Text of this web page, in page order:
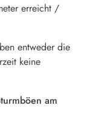
erreicht /
entweder die
keine
am